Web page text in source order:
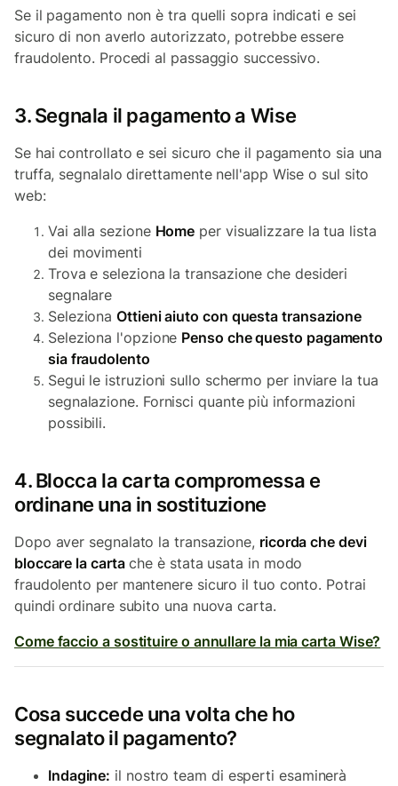
Se il pagamento non è tra quelli sopra indicati e sei
sicuro di non averlo autorizzato, potrebbe essere
fraudolento. Procedi al passaggio successivo.
3. Segnala il pagamento a Wise
Se hai controllato e sei sicuro che il pagamento sia una
truffa, segnalalo direttamente nell'app Wise o sul sito
web:
Vai alla sezione Home per visualizzare la tua lista
dei movimenti
Trova e seleziona la transazione che desideri
segnalare
SelezionaOttieni aiuto con questa transazione
Seleziona l'opzione Penso che questo pagamento
sia fraudolento
Segui le istruzioni sullo schermo per inviare la tua
segnalazione. Fornisci quante più informazioni
possibili.
4. Blocca la carta compromessa e
ordinane una in sostituzione
Dopo aver segnalato la transazione, ricorda che devi
bloccare la cartache è stata usata in modo
fraudolento per mantenere sicuro il tuo conto. Potrai
quindi ordinare subito una nuova carta.
Come faccio a sostituire o annullare la mia carta Wise?
Cosa succede una volta che ho
segnalato il pagamento?
Indagine: il nostro team di esperti esaminerà